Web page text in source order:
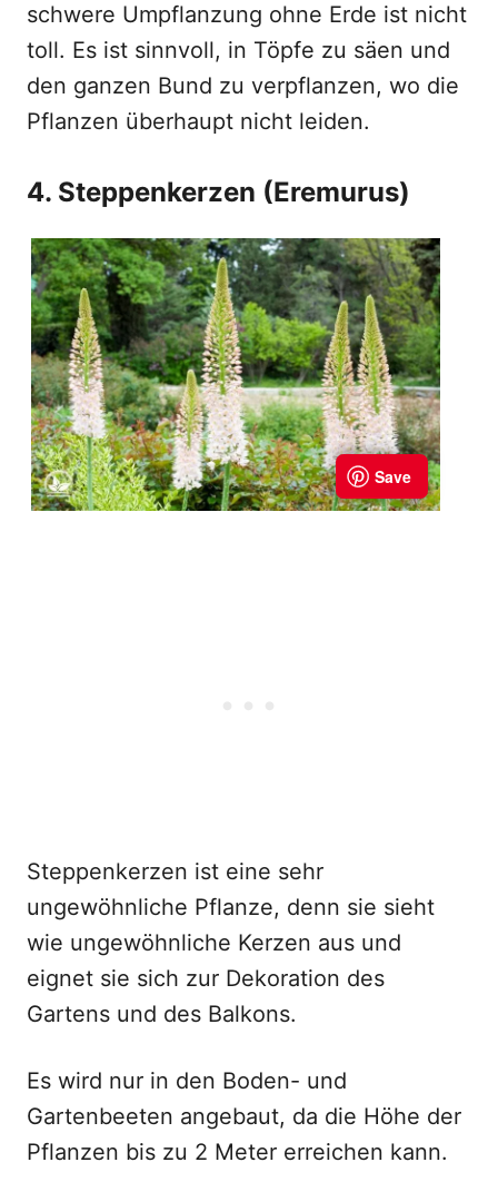
schwere Umpflanzung ohne Erde ist nicht
toll. Es ist sinnvoll, in Töpfe zu säen und
den ganzen Bund zu verpflanzen, wo die
Pflanzen überhaupt nicht leiden.
4. Steppenkerzen (Eremurus)
Steppenkerzen ist eine sehr
ungewöhnliche Pflanze, denn sie sieht
wie ungewöhnliche Kerzen aus und
eignet sie sich zur Dekoration des
Gartens und des Balkons.
Es wird nur in den Boden- und
Gartenbeeten angebaut, da die Höhe der
Pflanzen bis zu 2 Meter erreichen kann.